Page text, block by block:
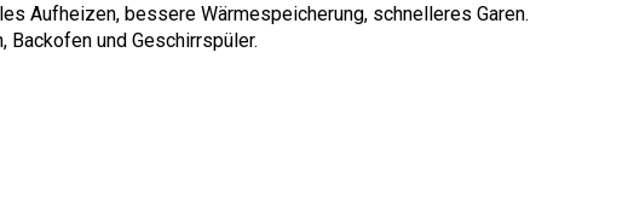
Aufheizen, bessere Wärmespeicherung, schnelleres Garen.
Backofen und Geschirrspüler.